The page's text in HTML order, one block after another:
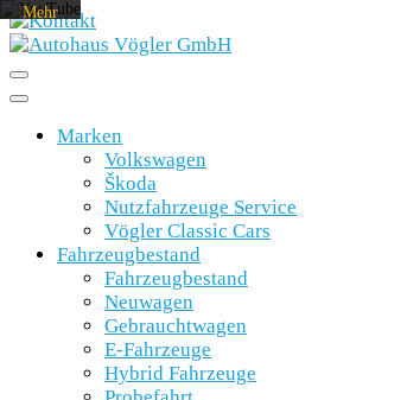
Marken
Volkswagen
Škoda
Nutzfahrzeuge Service
Vögler Classic Cars
Fahrzeugbestand
Fahrzeugbestand
Neuwagen
Gebrauchtwagen
E-Fahrzeuge
Hybrid Fahrzeuge
Mehr
erfahren